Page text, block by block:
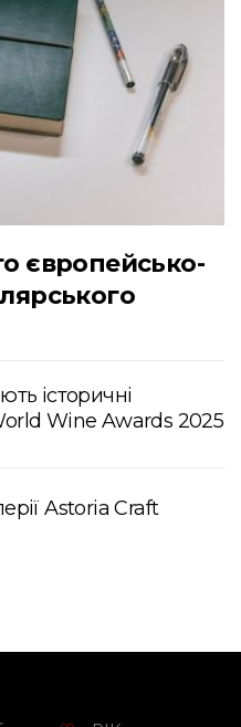
європейсько-
історичні
Wine Awards 2025
Astoria Craft